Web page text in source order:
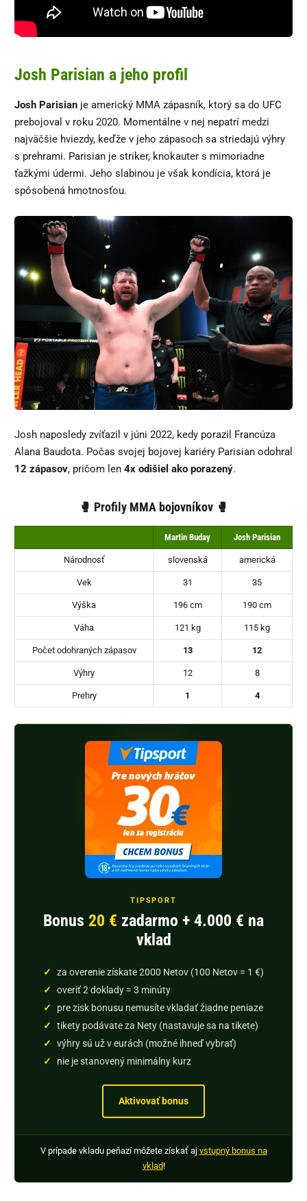
Josh Parisian a jeho profil
Josh Parisian je americký MMA zápasník, ktorý sa do UFC
prebojoval v roku 2020. Momentálne v nej nepatrí medzi
najväčšie hviezdy, keďže v jeho zápasoch sa striedajú výhry
s prehrami. Parisian je striker, knokauter s mimoriadne
ťažkými údermi. Jeho slabinou je však kondícia, ktorá je
spôsobená hmotnosťou.
Josh naposledy zvíťazil v júni 2022, kedy porazil Francúza
Alana Baudota. Počas svojej bojovej kariéry Parisian odohral
12 zápasov, pričom len 4x odišiel ako porazený.
🥊 Profily MMA bojovníkov 🥊
Martin Buday Josh Parisian
Národnosť slovenská americká
Vek 31 35
Výška 196 cm 190 cm
Váha 121 kg 115 kg
Počet odohraných zápasov 13 12
Výhry 12 8
Prehry 1 4
TIPSPORT
Bonus 20 € zadarmo + 4.000 € na
vklad
za overenie získate 2000 Netov (100 Netov = 1 €)
overiť 2 doklady = 3 minúty
pre zisk bonusu nemusíte vkladať žiadne peniaze
tikety podávate za Nety (nastavuje sa na tikete)
výhry sú už v eurách (možné ihneď vybrať)
nie je stanovený minimálny kurz
Aktivovať bonus
V prípade vkladu peňazí môžete získať aj vstupný bonus na
vklad!